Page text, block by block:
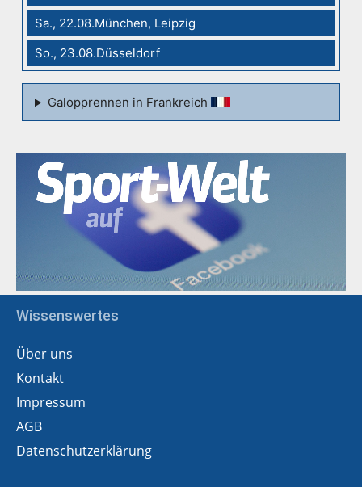
Sa., 22.08.München, Leipzig
So., 23.08.Düsseldorf
Galopprennen in Frankreich
Wissenswertes
Über uns
Kontakt
Impressum
AGB
Datenschutzerklärung